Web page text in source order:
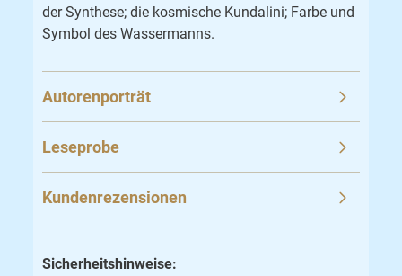
der Synthese; die kosmische Kundalini; Farbe und
Symbol des Wassermanns.
Autorenporträt
Leseprobe
Kundenrezensionen
Sicherheitshinweise: